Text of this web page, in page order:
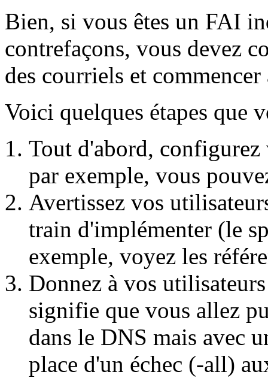
Bien, si vous êtes un FAI
contrefaçons, vous devez
des courriels et
Voici quelques étapes que
Tout d'abord,
par exemple, vous
Avertissez vos
train d'implémenter (le
exemple, voyez les
Donnez à vos
signifie que vous allez
dans le DNS mais avec
place d'un échec (-all)